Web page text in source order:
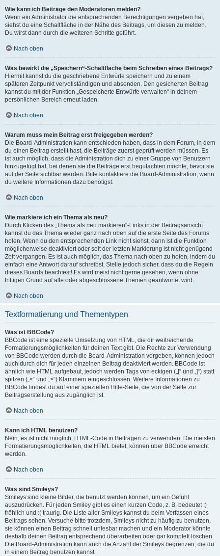
Wie kann ich Beiträge den Moderatoren melden?
Wenn ein Administrator die entsprechenden Berechtigungen vergeben hat,
siehst du eine Schaltfläche in der Nähe des Beitrags, um diesen zu melden.
Du wirst dann durch die weiteren Schritte geführt.
Nach oben
Was bewirkt die „Speichern“-Schaltfläche beim Schreiben eines Beitrags?
Hiermit kannst du die geschriebene Entwürfe speichern und zu einem
späteren Zeitpunkt vervollständigen und absenden. Den gesicherten Beitrag
kannst du mit der Funktion „Gespeicherte Entwürfe verwalten“ in deinem
persönlichen Bereich erneut laden.
Nach oben
Warum muss mein Beitrag erst freigegeben werden?
Die Board-Administration kann entschieden haben, dass in dem Forum, in dem
du einen Beitrag erstellt hast, die Beiträge zuerst geprüft werden müssen. Es
ist auch möglich, dass die Administration dich zu einer Gruppe von Benutzern
hinzugefügt hat, bei denen sie die Beiträge erst begutachten möchte, bevor sie
auf der Seite sichtbar werden. Bitte kontaktiere die Board-Administration, wenn
du weitere Informationen dazu benötigst.
Nach oben
Wie markiere ich ein Thema als neu?
Durch Klicken des „Thema als neu markieren“-Links in der Beitragsansicht
kannst du das Thema wieder ganz nach oben auf die erste Seite des Forums
holen. Wenn du den entsprechenden Link nicht siehst, dann ist die Funktion
möglicherweise deaktiviert oder seit der letzten Markierung ist nicht genügend
Zeit vergangen. Es ist auch möglich, das Thema nach oben zu holen, indem du
einfach eine Antwort darauf schreibst. Stelle jedoch sicher, dass du die Regeln
dieses Boards beachtest! Es wird meist nicht gerne gesehen, wenn ohne
triftigen Grund auf alte oder abgeschlossene Themen geantwortet wird.
Nach oben
Textformatierung und Thementypen
Was ist BBCode?
BBCode ist eine spezielle Umsetzung von HTML, die dir weitreichende
Formatierungsmöglichkeiten für deinen Text gibt. Die Rechte zur Verwendung
von BBCode werden durch die Board-Administration vergeben, können jedoch
auch durch dich für jeden einzelnen Beitrag deaktiviert werden. BBCode ist
ähnlich wie HTML aufgebaut, jedoch werden Tags von eckigen („[“ und „]“) statt
spitzen („<“ und „>“) Klammern eingeschlossen. Weitere Informationen zu
BBCode findest du auf einer speziellen Hilfe-Seite, die von der Seite zur
Beitragserstellung aus zugänglich ist.
Nach oben
Kann ich HTML benutzen?
Nein, es ist nicht möglich, HTML-Code in Beiträgen zu verwenden. Die meisten
Formatierungsmöglichkeiten, die HTML bietet, können über BBCode erreicht
werden.
Nach oben
Was sind Smileys?
Smileys sind kleine Bilder, die benutzt werden können, um ein Gefühl
auszudrücken. Für jeden Smiley gibt es einen kurzen Code, z. B. bedeutet :)
fröhlich und :( traurig. Die Liste aller Smileys kannst du beim Verfassen eines
Beitrags sehen. Versuche bitte trotzdem, Smileys nicht zu häufig zu benutzen,
sie können einen Beitrag schnell unlesbar machen und ein Moderator könnte
deshalb deinen Beitrag entsprechend überarbeiten oder gar komplett löschen.
Die Board-Administration kann auch die Anzahl der Smileys begrenzen, die du
in einem Beitrag benutzen kannst.